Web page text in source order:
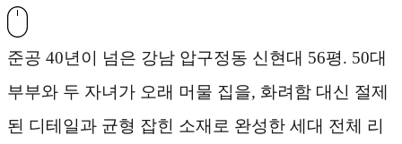
준공 40년이 넘은 강남 압구정동 신현대 56평. 50대
부부와 두 자녀가 오래 머물 집을, 화려함 대신 절제
된 디테일과 균형 잡힌 소재로 완성한 세대 전체 리